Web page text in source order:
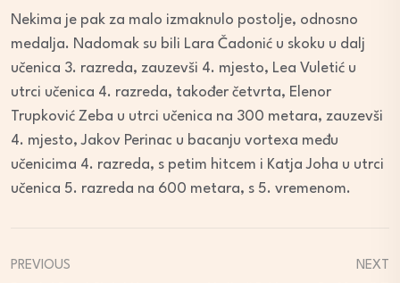
Nekima je pak za malo izmaknulo postolje, odnosno
medalja. Nadomak su bili Lara Čadonić u skoku u dalj
učenica 3. razreda, zauzevši 4. mjesto, Lea Vuletić u
utrci učenica 4. razreda, također četvrta, Elenor
Trupković Zeba u utrci učenica na 300 metara, zauzevši
4. mjesto, Jakov Perinac u bacanju vortexa među
učenicima 4. razreda, s petim hitcem i Katja Joha u utrci
učenica 5. razreda na 600 metara, s 5. vremenom.
PREVIOUS
NEXT